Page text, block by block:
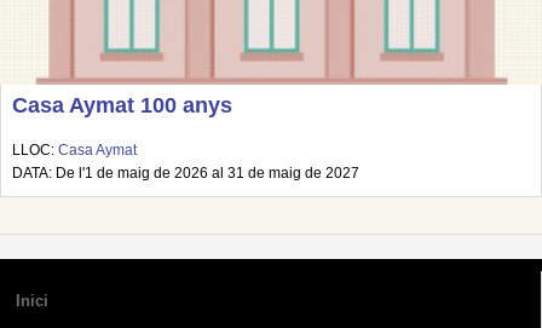
Casa Aymat 100 anys
LLOC: Casa Aymat
DATA: De l'1 de maig de 2026 al 31 de maig de 2027
Inici